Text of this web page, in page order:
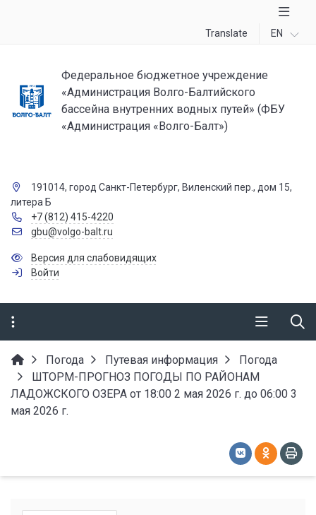
Translate EN
Федеральное бюджетное учреждение
«Администрация Волго-Балтийского
бассейна внутренних водных путей» (ФБУ
«Администрация «Волго-Балт»)
191014, город Санкт-Петербург, Виленский пер., дом 15,
литера Б
+7 (812) 415-4220
gbu@volgo-balt.ru
Версия для слабовидящих
Войти
Погода Путевая информация
Погода
ШТОРМ-ПРОГНОЗ ПОГОДЫ ПО РАЙОНАМ
ЛАДОЖСКОГО ОЗЕРА от 18:00 2 мая 2026 г. до 06:00 3
мая 2026 г.